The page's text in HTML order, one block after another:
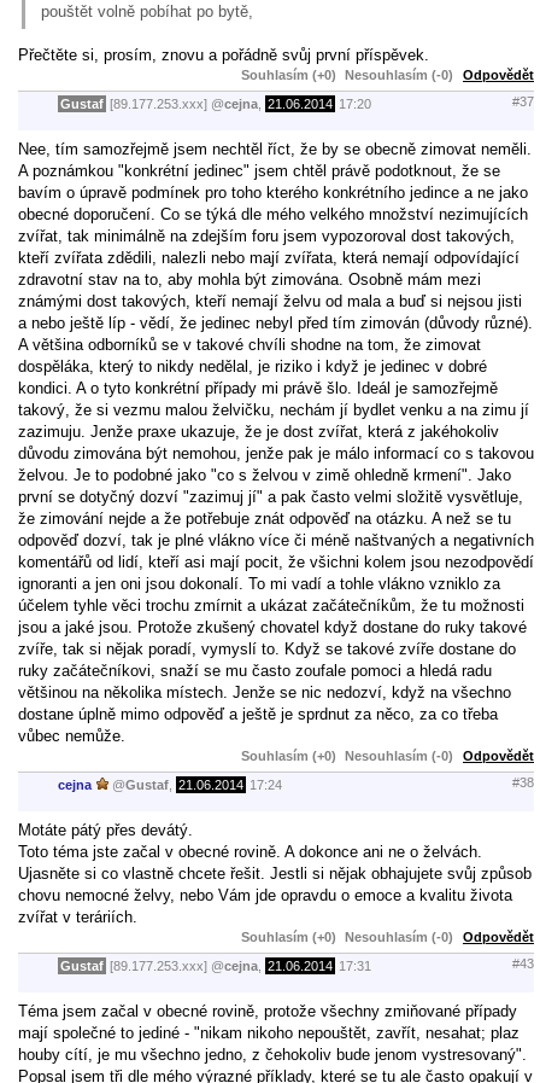
pouštět volně pobíhat po bytě,
Přečtěte si, prosím, znovu a pořádně svůj první příspěvek.
Souhlasím (+0) Nesouhlasím (-0) Odpovědět
Gustaf [89.177.253.xxx] @cejna 21.06.2014 17:20 #37
Nee, tím samozřejmě jsem nechtěl říct, že by se obecně zimovat neměli.
A poznámkou "konkrétní jedinec" jsem chtěl právě podotknout, že se
bavím o úpravě podmínek pro toho kterého konkrétního jedince a ne jako
obecné doporučení. Co se týká dle mého velkého množství nezimujících
zvířat, tak minimálně na zdejším foru jsem vypozoroval dost takových,
kteří zvířata zdědili, nalezli nebo mají zvířata, která nemají odpovídající
zdravotní stav na to, aby mohla být zimována. Osobně mám mezi
známými dost takových, kteří nemají želvu od mala a buď si nejsou jisti
a nebo ještě líp - vědí, že jedinec nebyl před tím zimován (důvody různé).
A většina odborníků se v takové chvíli shodne na tom, že zimovat
dospěláka, který to nikdy nedělal, je riziko i když je jedinec v dobré
kondici. A o tyto konkrétní případy mi právě šlo. Ideál je samozřejmě
takový, že si vezmu malou želvičku, nechám jí bydlet venku a na zimu jí
zazimuju. Jenže praxe ukazuje, že je dost zvířat, která z jakéhokoliv
důvodu zimována být nemohou, jenže pak je málo informací co s takovou
želvou. Je to podobné jako "co s želvou v zimě ohledně krmení". Jako
první se dotyčný dozví "zazimuj jí" a pak často velmi složitě vysvětluje,
že zimování nejde a že potřebuje znát odpověď na otázku. A než se tu
odpověď dozví, tak je plné vlákno více či méně naštvaných a negativních
komentářů od lidí, kteří asi mají pocit, že všichni kolem jsou nezodpovědí
ignoranti a jen oni jsou dokonalí. To mi vadí a tohle vlákno vzniklo za
účelem tyhle věci trochu zmírnit a ukázat začátečníkům, že tu možnosti
jsou a jaké jsou. Protože zkušený chovatel když dostane do ruky takové
zvíře, tak si nějak poradí, vymyslí to. Když se takové zvíře dostane do
ruky začátečníkovi, snaží se mu často zoufale pomoci a hledá radu
většinou na několika místech. Jenže se nic nedozví, když na všechno
dostane úplně mimo odpověď a ještě je sprdnut za něco, za co třeba
vůbec nemůže.
Souhlasím (+0) Nesouhlasím (-0) Odpovědět
cejna @Gustaf 21.06.2014 17:24 #38
Motáte pátý přes devátý.
Toto téma jste začal v obecné rovině. A dokonce ani ne o želvách.
Ujasněte si co vlastně chcete řešit. Jestli si nějak obhajujete svůj způsob
chovu nemocné želvy, nebo Vám jde opravdu o emoce a kvalitu života
zvířat v teráriích.
Souhlasím (+0) Nesouhlasím (-0) Odpovědět
Gustaf [89.177.253.xxx] @cejna 21.06.2014 17:31 #43
Téma jsem začal v obecné rovině, protože všechny zmiňované případy
mají společné to jediné - "nikam nikoho nepouštět, zavřít, nesahat; plaz
houby cítí, je mu všechno jedno, z čehokoliv bude jenom vystresovaný".
Popsal jsem tři dle mého výrazné příklady, které se tu ale často opakují v